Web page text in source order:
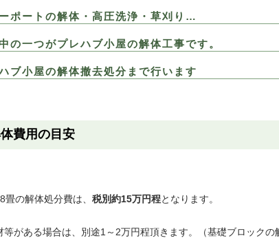
ポートの解体・高圧洗浄・草刈り…
の一つがプレハブ小屋の解体工事です。
ブ小屋の解体撤去処分まで行います
費用の目安
畳の解体処分費は、 税別約15万円程となります。
等がある場合は、別途1～2万円程頂きます。（基礎ブロックの